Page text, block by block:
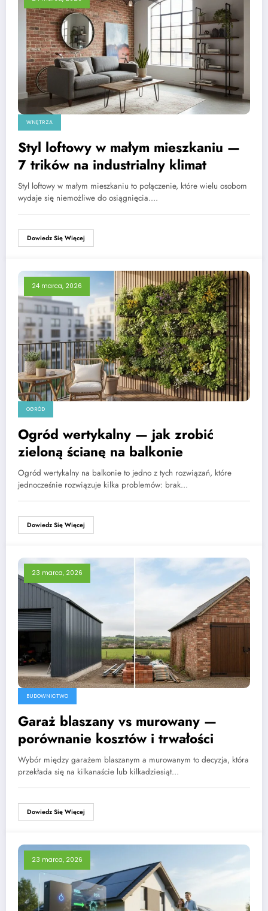
WNĘTRZA
Styl loftowy w małym mieszkaniu —
7 trików na industrialny klimat
Styl loftowy w małym mieszkaniu to połączenie, które wielu osobom
wydaje się niemożliwe do osiągnięcia.…
Dowiedz Się Więcej
24 marca, 2026
OGRÓD
Ogród wertykalny — jak zrobić
zieloną ścianę na balkonie
Ogród wertykalny na balkonie to jedno z tych rozwiązań, które
jednocześnie rozwiązuje kilka problemów: brak…
Dowiedz Się Więcej
23 marca, 2026
BUDOWNICTWO
Garaż blaszany vs murowany —
porównanie kosztów i trwałości
Wybór między garażem blaszanym a murowanym to decyzja, która
przekłada się na kilkanaście lub kilkadziesiąt…
Dowiedz Się Więcej
23 marca, 2026